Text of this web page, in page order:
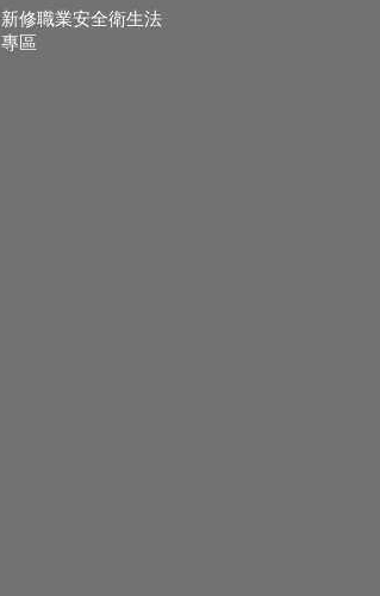
新修職業安全衛生法
專區